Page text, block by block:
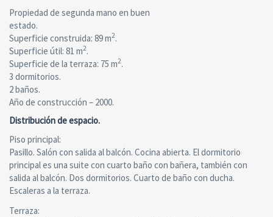
Propiedad de segunda mano en buen
estado.
Superficie construida: 89 m2.
Superficie útil: 81 m2.
Superficie de la terraza: 75 m2.
3 dormitorios.
2 baños.
Año de construcción – 2000.
Distribución de espacio.
Piso principal:
Pasillo. Salón con salida al balcón. Cocina abierta. El dormitorio
principal es una suite con cuarto baño con bañera, también con
salida al balcón. Dos dormitorios. Cuarto de baño con ducha.
Escaleras a la terraza.
Terraza: